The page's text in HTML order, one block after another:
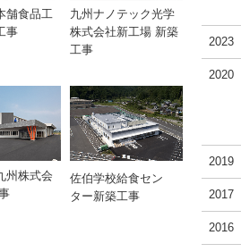
舗食品工
事
九州ナノテック光学
株式会社新工場 新築
工事
州株式会
佐伯学校給食セン
ター新築工事
2023
2020
2019
2017
2016